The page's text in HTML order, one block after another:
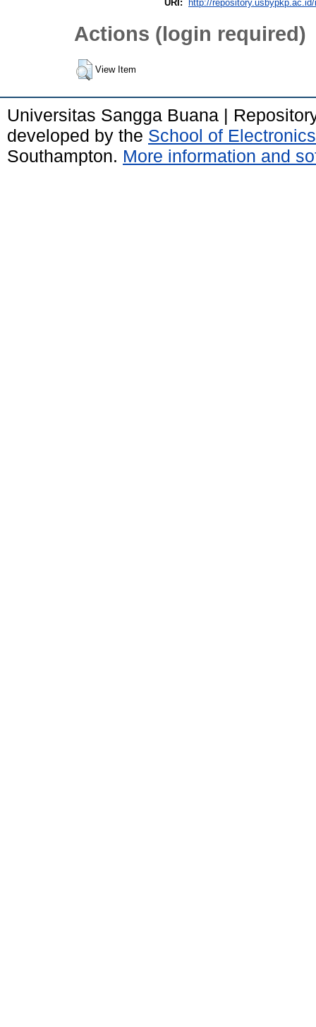
URI: http://
Actions (login required)
View Item
Universitas Sangga Buana |
developed by the School of
Southampton. More information and